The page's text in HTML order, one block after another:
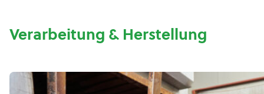
Verarbeitung & Herstellung